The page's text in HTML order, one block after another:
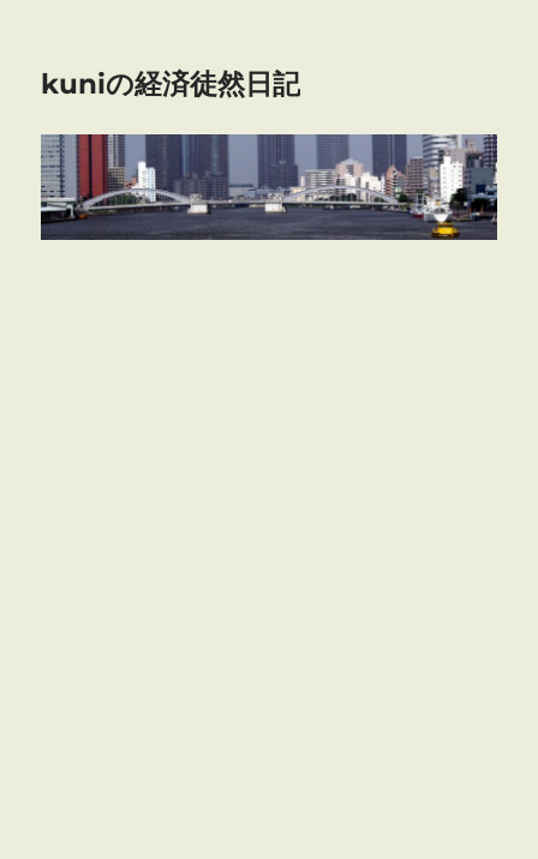
kuniの経済徒然日記